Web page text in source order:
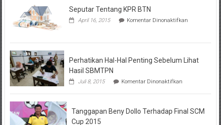
Seputar Tentang KPR BTN
April 16, 2015 Komentar Dinonaktifkanpada
KPR
Perhatikan Hal-Hal Penting Sebelum Lihat
Hasil SBMTPN
Juli 8, 2015 Komentar Dinonaktifkanpada
Hal-
Penting
Tanggapan Beny Dollo Terhadap Final SCM
Cup 2015